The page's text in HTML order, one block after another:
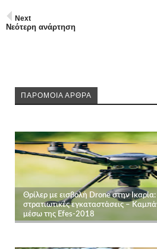
Next
Νεότερη ανάρτηση
ΠΑΡΟΜΟΙΑ ΑΡΘΡΑ